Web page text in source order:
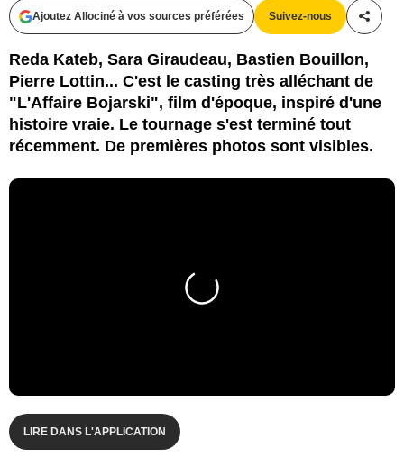
Ajoutez Allociné à vos sources préférées Suivez-nous
Reda Kateb, Sara Giraudeau, Bastien Bouillon,
Pierre Lottin... C'est le casting très alléchant de
"L'Affaire Bojarski", film d'époque, inspiré d'une
histoire vraie. Le tournage s'est terminé tout
récemment. De premières photos sont visibles.
LIRE DANS L'APPLICATION